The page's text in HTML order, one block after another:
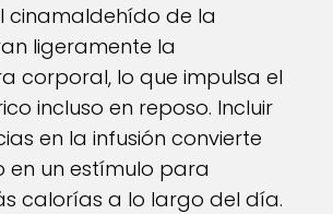
cinamaldehído de la
ligeramente la
corporal, lo que impulsa el
incluso en reposo. Incluir
en la infusión convierte
un estímulo para
calorías a lo largo del día.